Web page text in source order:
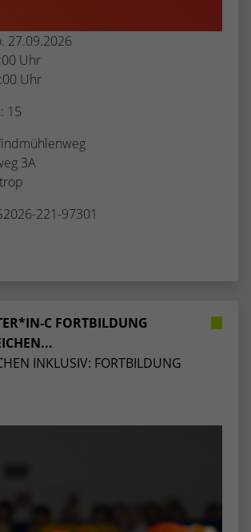
27.09.2026
Uhr
Uhr
15
3A
221-97301
C FORTBILDUNG
INKLUSIV: FORTBILDUNG